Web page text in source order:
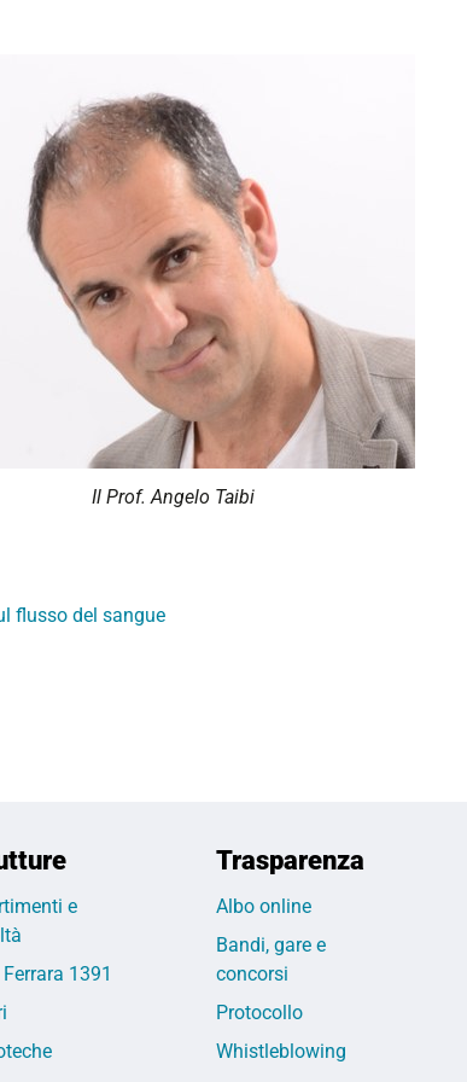
Il Prof. Angelo Taibi
flusso del sangue
e
Ferrara 1391
Trasparenza
Albo online
Bandi, gare e
concorsi
Protocollo
Whistleblowing